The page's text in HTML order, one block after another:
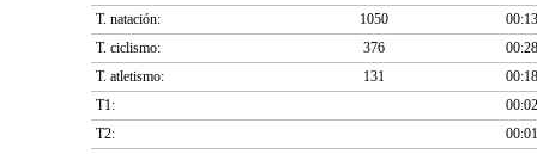
T. natación:
1050
T. ciclismo:
376
T. atletismo:
131
T1:
T2: